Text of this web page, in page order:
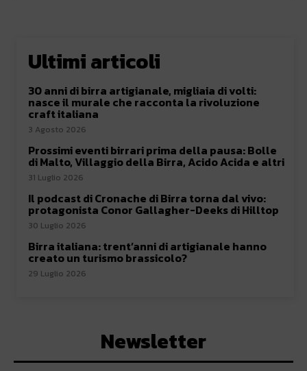
Ultimi articoli
30 anni di birra artigianale, migliaia di volti:
nasce il murale che racconta la rivoluzione
craft italiana
3 Agosto 2026
Prossimi eventi birrari prima della pausa: Bolle
di Malto, Villaggio della Birra, Acido Acida e altri
31 Luglio 2026
Il podcast di Cronache di Birra torna dal vivo:
protagonista Conor Gallagher-Deeks di Hilltop
30 Luglio 2026
Birra italiana: trent’anni di artigianale hanno
creato un turismo brassicolo?
29 Luglio 2026
Newsletter